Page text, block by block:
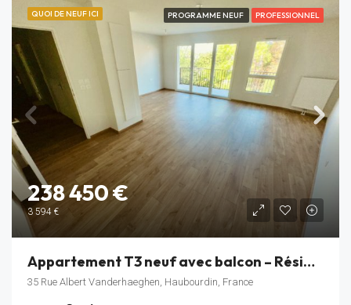
QUOI DE NEUF ICI PROGRAMME NEUF PROFESSIONNEL
238 450 €
3 594 €
Appartement T3 neuf avec balcon – Résidence Rive Gauche – Haubourdin – Lot B_302
35 Rue Albert Vanderhaeghen, Haubourdin, France